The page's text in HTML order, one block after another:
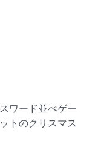
ワード並べゲー
トのクリスマス